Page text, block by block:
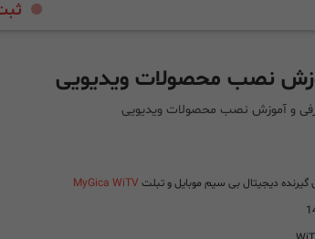
نصب محصولات ویدیویی
و آموزش نصب محصولات ویدیویی
گیرنده دیجیتال بی سیم موبایل و تبلت MyGica WiTV